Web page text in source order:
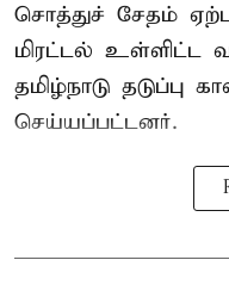
சொத்துச் சேதம்
மிரட்டல் உள்ளிட்ட
தமிழ்நாடு தடுப்பு
செய்யப்பட்டனர்.